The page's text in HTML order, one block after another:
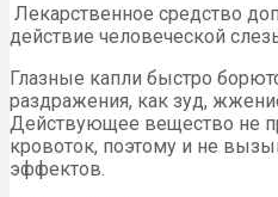
Лекарственное средство
действие человеческой
Глазные капли быстро
раздражения, как зуд,
Действующее вещество не
кровоток, поэтому и не
эффектов.